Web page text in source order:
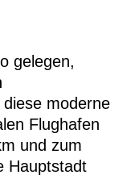
gelegen,
moderne
Flughafen
und zum
Hauptstadt